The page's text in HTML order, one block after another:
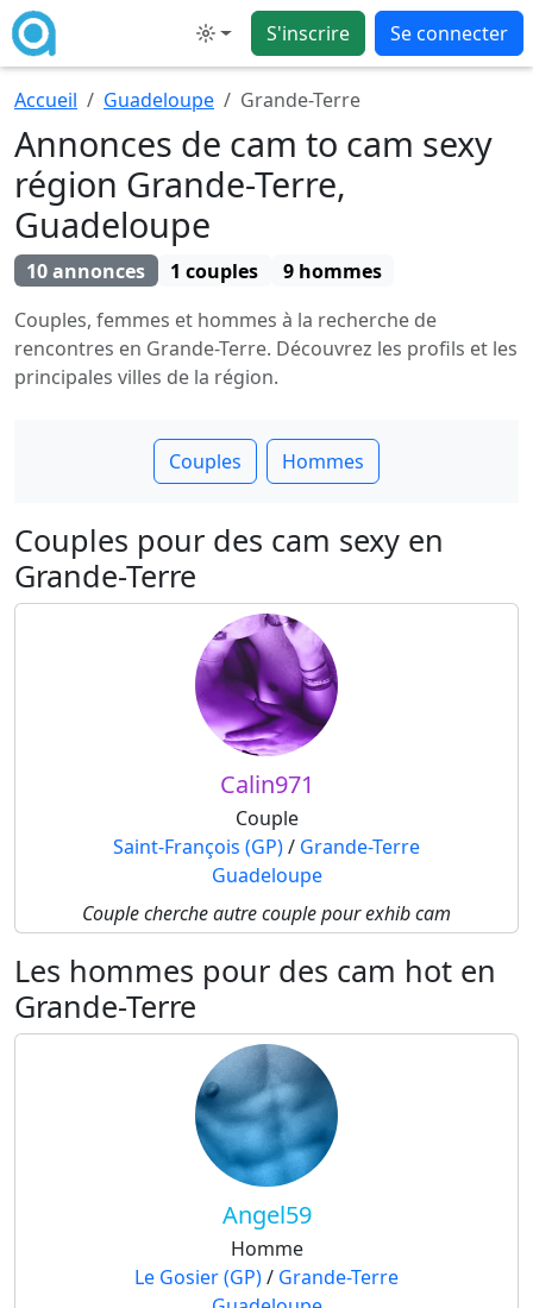
Mode S'inscrire Se connecter
Accueil Guadeloupe Grande-Terre
Annonces de cam to cam sexy
région Grande-Terre,
Guadeloupe
10 annonces 1 couples
9 hommes
Couples, femmes et hommes à la recherche de
rencontres en Grande-Terre. Découvrez les profils et les
principales villes de la région.
Couples Hommes
Couples pour des cam sexy en
Grande-Terre
Calin971
Couple
Saint-François (GP)/ Grande-Terre
Guadeloupe
Couple cherche autre couple pour exhib cam
Les hommes pour des cam hot en
Grande-Terre
Angel59
Homme
Le Gosier (GP)/ Grande-Terre